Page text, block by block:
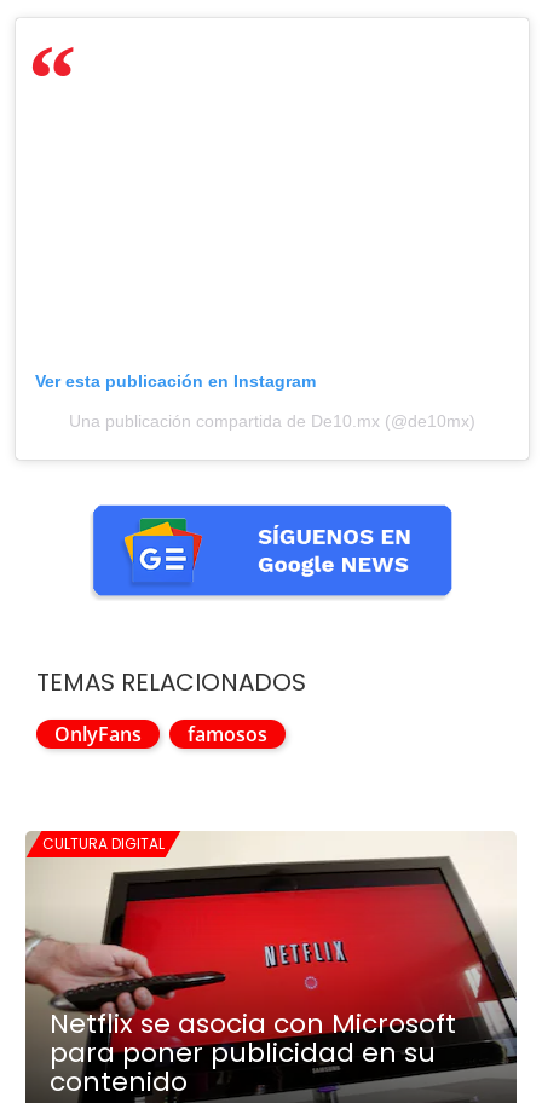
Ver esta publicación en Instagram
Una publicación compartida de De10.mx (@de10mx)
TEMAS RELACIONADOS
OnlyFans famosos
CULTURA DIGITAL
Netflix se asocia con Microsoft
para poner publicidad en su
contenido